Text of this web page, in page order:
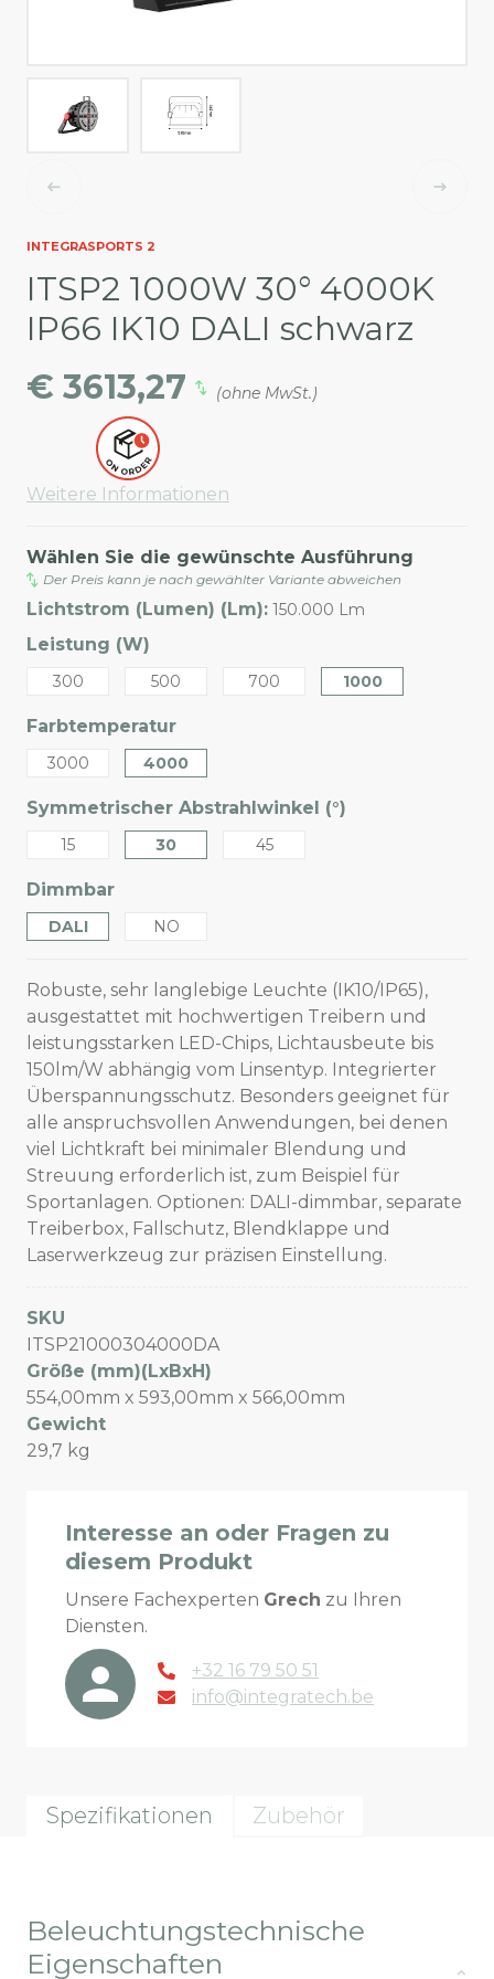
INTEGRASPORTS 2
ITSP2 1000W 30° 4000K
IP66 IK10 DALI schwarz
€ 3613,27
(ohne MwSt.)
Weitere Informationen
Wählen Sie die gewünschte Ausführung
Der Preis kann je nach gewählter Variante abweichen
Lichtstrom (Lumen) (Lm): 150.000 Lm
Leistung (W)
300 500 700 1000
Farbtemperatur
3000 4000
Symmetrischer Abstrahlwinkel (°)
15 30 45
Dimmbar
DALI NO
Robuste, sehr langlebige Leuchte (IK10/IP65),
ausgestattet mit hochwertigen Treibern und
leistungsstarken LED-Chips, Lichtausbeute bis
150lm/W abhängig vom Linsentyp. Integrierter
Überspannungsschutz. Besonders geeignet für
alle anspruchsvollen Anwendungen, bei denen
viel Lichtkraft bei minimaler Blendung und
Streuung erforderlich ist, zum Beispiel für
Sportanlagen. Optionen: DALI-dimmbar, separate
Treiberbox, Fallschutz, Blendklappe und
Laserwerkzeug zur präzisen Einstellung.
SKU
ITSP21000304000DA
Größe (mm)(LxBxH)
554,00mm x 593,00mm x 566,00mm
Gewicht
29,7 kg
Interesse an oder Fragen zu
diesem Produkt
Unsere Fachexperten Grech zu Ihren
Diensten.
+32 16 79 50 51
info@integratech.be
Spezifikationen Zubehör
Beleuchtungstechnische
Eigenschaften